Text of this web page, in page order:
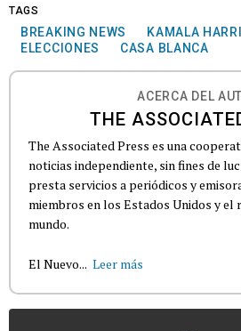
TAGS
BREAKING NEWS KAMALA
ELECCIONES
CASA BLANCA
ACERCA DEL
THE
The Associated Press es una
noticias independiente, sin fines de
presta servicios a periódicos y
miembros en los Estados Unidos y el
mundo.
El Nuevo... Leer más